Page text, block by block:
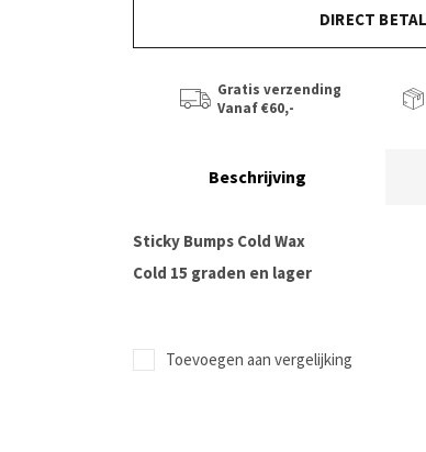
DIRECT
Gratis verzending
Vanaf €60,-
Beschrijving
Sticky Bumps Cold Wax
Cold 15 graden en lager
Toevoegen aan vergelijking